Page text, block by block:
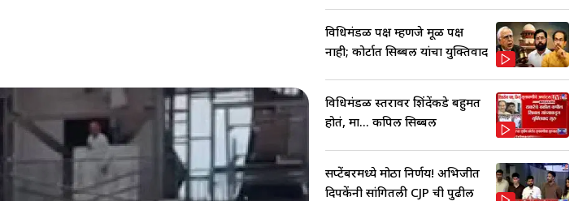
विधिमंडळ पक्ष म्हणजे मूळ पक्ष
नाही; कोर्टात सिब्बल यांचा युक्तिवाद
विधिमंडळ स्तरावर शिंदेंकडे बहुमत
होतं, मात्र... कपिल सिब्बल
सप्टेंबरमध्ये मोठा निर्णय! अभिजीत
दिपकेंनी सांगितली CJP ची पुढील